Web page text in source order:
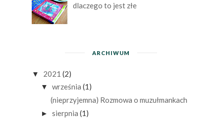
dlaczego to jest złe
ARCHIWUM
▼ 2021 (2)
▼ września (1)
(nieprzyjemna) Rozmowa o muzułmankach
► sierpnia (1)